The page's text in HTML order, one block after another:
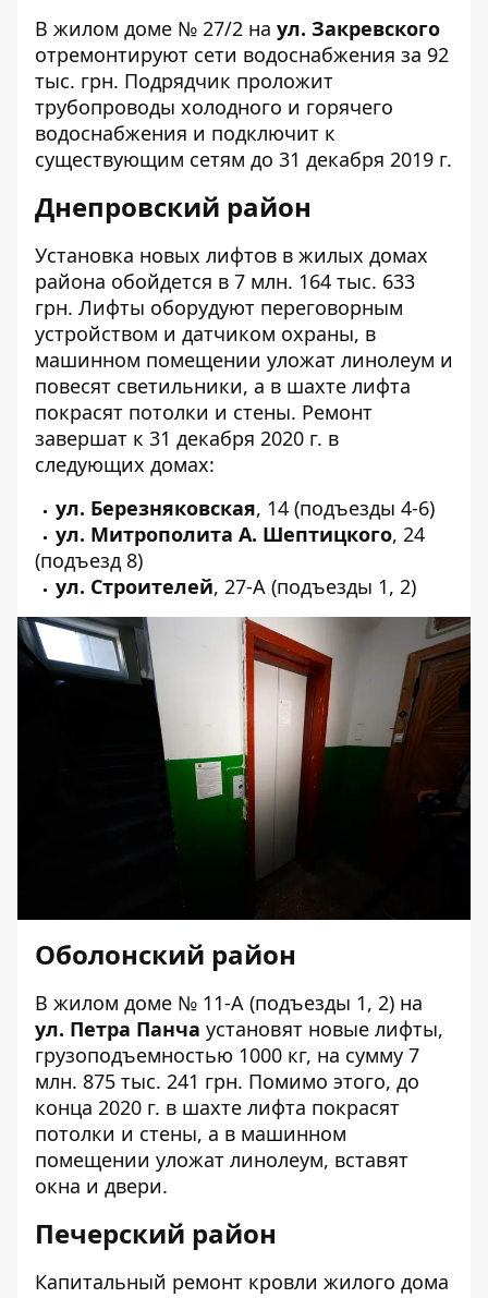
В жилом доме № 27/2 на ул. Закревского
отремонтируют сети водоснабжения за 92
тыс. грн. Подрядчик проложит
трубопроводы холодного и горячего
водоснабжения и подключит к
существующим сетям до 31 декабря 2019 г.
Днепровский район
Установка новых лифтов в жилых домах
района обойдется в 7 млн. 164 тыс. 633
грн. Лифты оборудуют переговорным
устройством и датчиком охраны, в
машинном помещении уложат линолеум и
повесят светильники, а в шахте лифта
покрасят потолки и стены. Ремонт
завершат к 31 декабря 2020 г. в
следующих домах:
ул. Березняковская, 14 (подъезды 4-6)
ул. Митрополита А. Шептицкого, 24
(подъезд 8)
ул. Строителей, 27-А (подъезды 1, 2)
Оболонский район
В жилом доме № 11-А (подъезды 1, 2) на
ул. Петра Панча установят новые лифты,
грузоподъемностью 1000 кг, на сумму 7
млн. 875 тыс. 241 грн. Помимо этого, до
конца 2020 г. в шахте лифта покрасят
потолки и стены, а в машинном
помещении уложат линолеум, вставят
окна и двери.
Печерский район
Капитальный ремонт кровли жилого дома